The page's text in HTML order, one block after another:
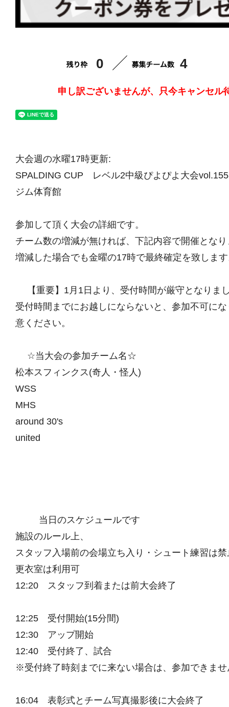
0 4
申し訳ございませんが、只今キャンセル
大会週の水曜17時更新:
SPALDING CUP レベル2中級ぴよぴよ大会
ジム体育館
参加して頂く大会の詳細です。
チーム数の増減が無ければ、下記内容で開催とな
増減した場合でも金曜の17時で最終確定を致しま
【重要】1月1日より、受付時間が厳守となり
受付時間までにお越しにならないと、参加不可に
意ください。
☆当大会の参加チーム名☆
松本スフィンクス(奇人・怪人)
WSS
MHS
around 30's
united
当日のスケジュールです
施設のルール上、
スタッフ入場前の会場立ち入り・シュート練習は
更衣室は利用可
12:20 スタッフ到着または前大会終了
12:25 受付開始(15分間)
12:30 アップ開始
12:40 受付終了、試合
※受付終了時刻までに来ない場合は、参加できませ
16:04 表彰式とチーム写真撮影後に大会終了